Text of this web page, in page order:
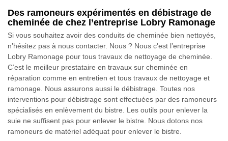
Des ramoneurs expérimentés en débistrage de
cheminée de chez l’entreprise Lobry Ramonage
Si vous souhaitez avoir des conduits de cheminée bien nettoyés,
n’hésitez pas à nous contacter. Nous ? Nous c'est l’entreprise
Lobry Ramonage pour tous travaux de nettoyage de cheminée.
C’est le meilleur prestataire en travaux sur cheminée en
réparation comme en entretien et tous travaux de nettoyage et
ramonage. Nous assurons aussi le débistrage. Toutes nos
interventions pour débistrage sont effectuées par des ramoneurs
spécialisés en enlèvement du bistre. Les outils pour enlever la
suie ne suffisent pas pour enlever le bistre. Nous dotons nos
ramoneurs de matériel adéquat pour enlever le bistre.